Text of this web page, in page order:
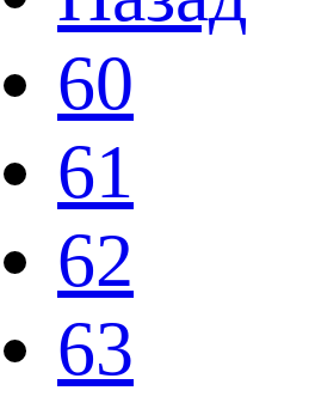
60
61
62
63